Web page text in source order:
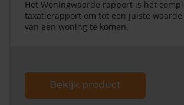
Het Woningwaarde rapport is hét
taxatierapport om tot een juiste
van een woning te komen.
Bekijk product